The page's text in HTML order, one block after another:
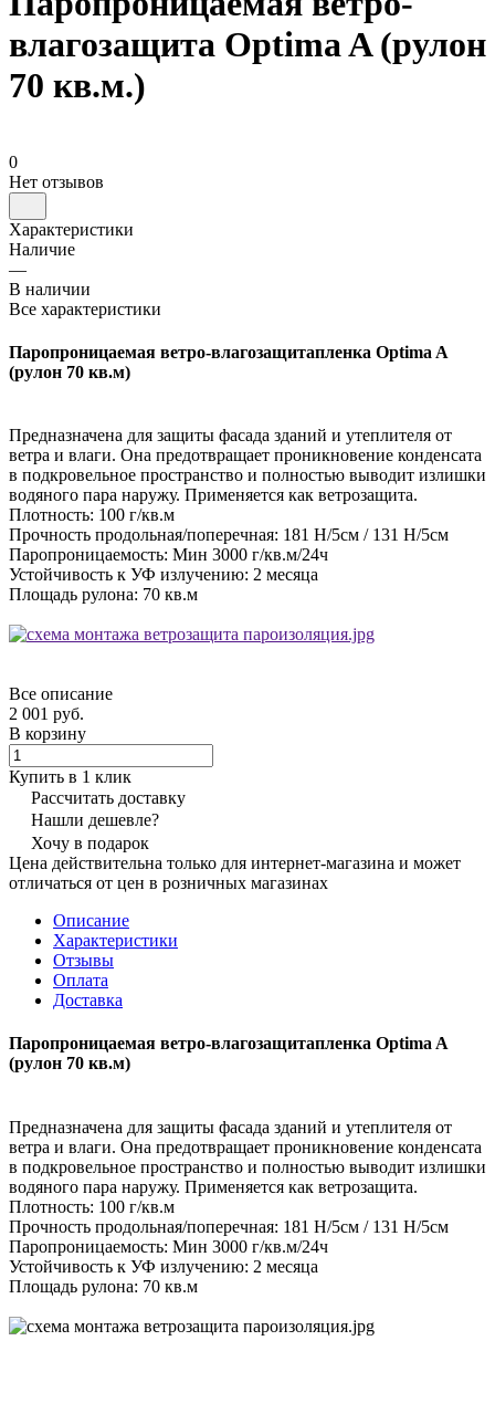
влагозащита Optima A (рулон
70 кв.м.)
0
Нет отзывов
Характеристики
Наличие
—
В наличии
Все характеристики
Паропроницаемая ветро-влагозащитапленка Optima A
(рулон 70 кв.м)
Предназначена для защиты фасада зданий и утеплителя от
ветра и влаги. Она предотвращает проникновение конденсата
в подкровельное пространство и полностью выводит излишки
водяного пара наружу. Применяется как ветрозащита.
Плотность: 100 г/кв.м
Прочность продольная/поперечная: 181 Н/5см / 131 Н/5см
Паропроницаемость: Мин 3000 г/кв.м/24ч
Устойчивость к УФ излучению: 2 месяца
Площадь рулона: 70 кв.м
Все описание
2 001 руб.
В корзину
Купить в 1 клик
Рассчитать доставку
Нашли дешевле?
Хочу в подарок
Цена действительна только для интернет-магазина и может
отличаться от цен в розничных магазинах
Описание
Характеристики
Отзывы
Оплата
Доставка
Паропроницаемая ветро-влагозащитапленка Optima A
(рулон 70 кв.м)
Предназначена для защиты фасада зданий и утеплителя от
ветра и влаги. Она предотвращает проникновение конденсата
в подкровельное пространство и полностью выводит излишки
водяного пара наружу. Применяется как ветрозащита.
Плотность: 100 г/кв.м
Прочность продольная/поперечная: 181 Н/5см / 131 Н/5см
Паропроницаемость: Мин 3000 г/кв.м/24ч
Устойчивость к УФ излучению: 2 месяца
Площадь рулона: 70 кв.м